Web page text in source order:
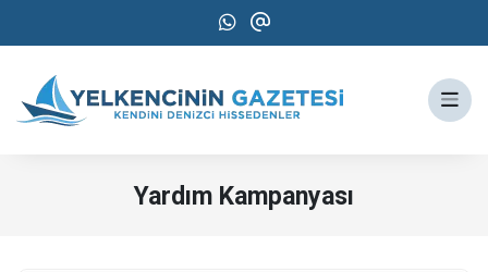
Yardım Kampanyası